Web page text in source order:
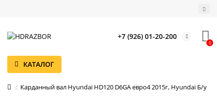
+7 (926) 01-20-200
0
КАТАЛОГ
Карданный вал Hyundai HD120 D6GA евро4 2015г, Hyundai Б/у